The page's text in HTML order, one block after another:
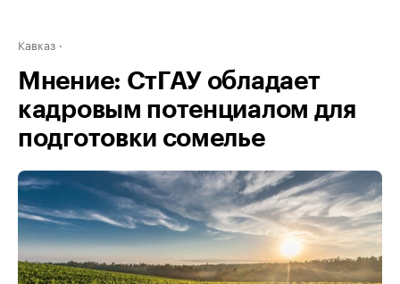
Кавказ
Мнение: СтГАУ обладает
кадровым потенциалом для
подготовки сомелье